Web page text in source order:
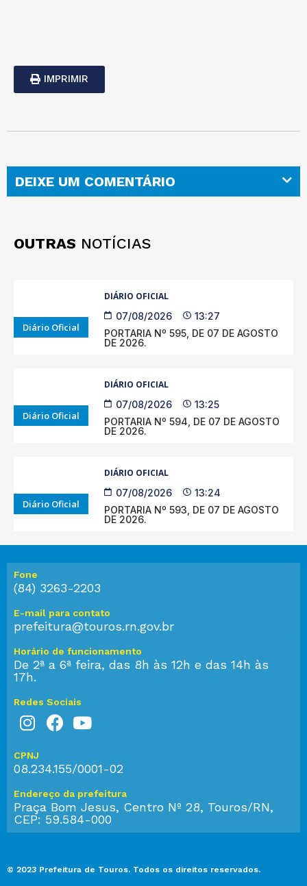
IMPRIMIR
DEIXE UM COMENTÁRIO
OUTRAS NOTÍCIAS
Diário Oficial
DIÁRIO OFICIAL
07/08/2026
13:27
PORTARIA Nº 595, DE 07 DE AGOSTO
DE 2026.
Diário Oficial
DIÁRIO OFICIAL
07/08/2026
13:25
PORTARIA Nº 594, DE 07 DE AGOSTO
DE 2026.
Diário Oficial
DIÁRIO OFICIAL
07/08/2026
13:24
PORTARIA Nº 593, DE 07 DE AGOSTO
DE 2026.
Fone
(84) 3263-2203
E-mail para contato
prefeitura@touros.rn.gov.br
Horário de funcionamento
De 2ª a 6ª feira, das 8h às 12h e das 14h às
17h.
Redes Sociais
CPNJ
08.234.155/0001-02
Endereço da prefeitura
Praça Bom Jesus, Centro Nº 28, Touros/RN,
CEP: 59.584-000
© 2023 Prefeitura de Touros. Todos os direitos reservados.